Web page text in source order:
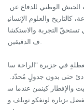
كالتاريخ والعلوم الإنساني
تستحقّ التجربة والاستكشا
ف الدقيقين.
في جزيرة "الراحة سا
والإفطار كينمن عندما س
بزيارة لونغكو تويلف و